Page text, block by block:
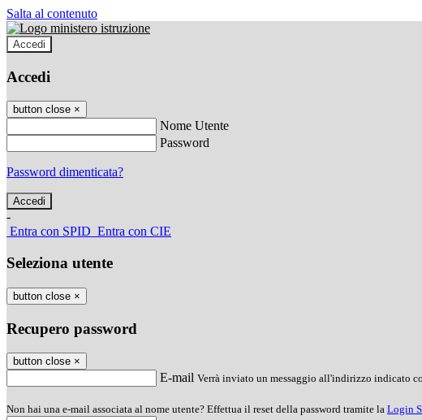
Salta al contenuto
Accedi
Accedi
button close ×
Nome Utente
Password
Password dimenticata?
-
Entra con SPID Entra con CIE
Seleziona utente
button close ×
Recupero password
button close ×
E-mail Verrà inviato un messaggio all'indirizzo indicato
Non hai una e-mail associata al nome utente? Effettua il reset della password tramite la Login